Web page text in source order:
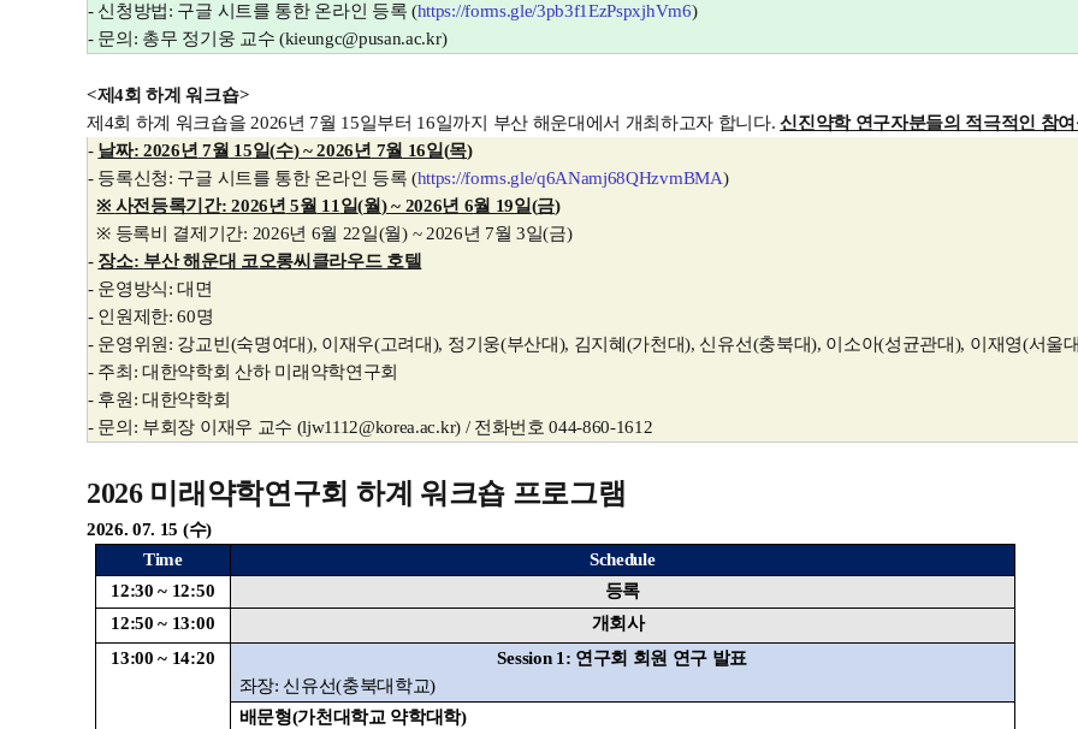
- 신청방법: 구글 시트를 통한 온라인 등록 (https://forms.gle/3pb3f1EzPspxjhVm6)
- 문의 : 총무 정기웅 교수 (kieungc@pusan.ac.kr)
<제4회 하계 워크숍>
제 4회 하계 워크숍을 2026년 7월 15일부터 16일까지 부산 해운대에서 개최하고자 합니다.신진약학 연구자분들의 적극적인 참
- 날짜: 2026년 7월 15일(수) ~ 2026년 7월 16일(목)
- 등록신청: 구글 시트를 통한 온라인 등록 (https://forms.gle/q6ANamj68QHzvmBMA)
※ 사전등록기간: 2026년 5월 11 일(월) ~ 2026년 6월 19일(금)
※ 등록비 결제기간: 2026년 6월 22일(월) ~ 2026년 7월 3일(금)
- 장소: 부산 해운대 코오롱씨클라우드 호텔
- 운영방식:대면
- 인원제한: 60명
- 운영위원 : 강교빈 (숙명여대), 이재우(고려대), 정기웅(부산대), 김지혜 (가천대), 신유선(충북대), 이소아(성균관대), 이재영(서울
- 주최 :대한약학회 산하 미래약학연구회
- 후원 :대한약학회
- 문의 : 부회장 이재우 교수 (ljw1112@korea.ac.kr) / 전화번호 044-860-1612
2026 미래약학연구회 하계 워크숍 프로그램
2026. 07. 15 (수)
Time
Schedule
12:30 ~ 12:50
등록
12:50 ~ 13:00
개회사
13:00 ~ 14:20
Session 1: 연구회 회원 연구 발표
좌장: 신유선(충북대학교)
배문형(가천대학교 약학대학)